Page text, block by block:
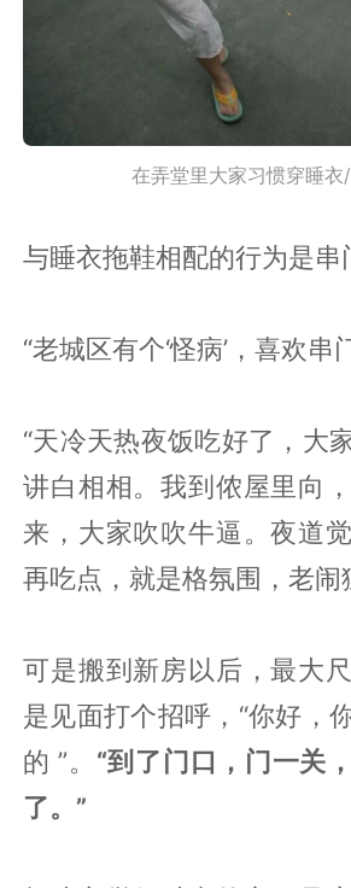
在弄堂里大家习惯穿睡衣
与睡衣拖鞋相配的行为是串
“老城区有个‘怪病’，喜欢串
“天冷天热夜饭吃好了，大
讲白相相。我到侬屋里向
来，大家吹吹牛逼。夜道
再吃点，就是格氛围，老闹
可是搬到新房以后，最大
是见面打个招呼，“你好，
的 ”。 “到了门口，门一关
了。”